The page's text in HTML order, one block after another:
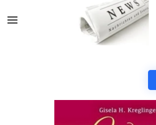
Zum Hauptinhalt springen